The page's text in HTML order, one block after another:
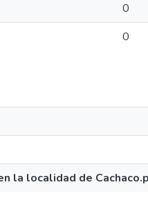
0
0
la localidad de